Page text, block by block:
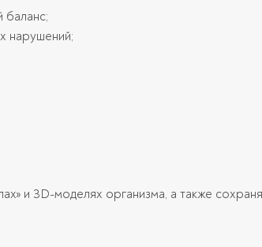
баланс;
нарушений;
и 3D-моделях организма, а также